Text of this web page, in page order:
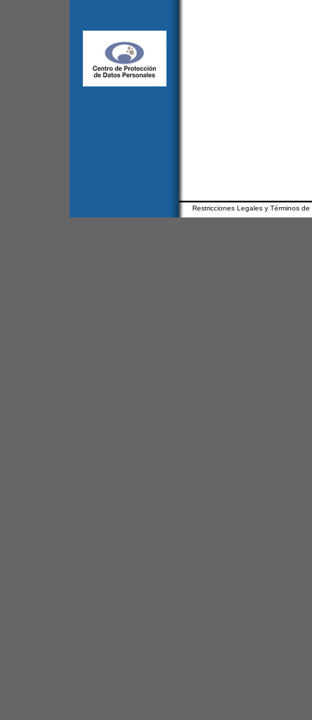
Restricciones Legales y Términos de